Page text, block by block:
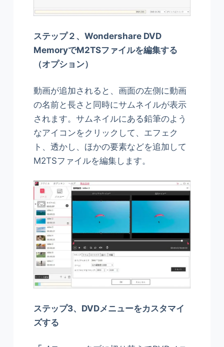
ステップ２、Wondershare DVD
MemoryでM2TSファイルを編集する
（オプション）
動画が追加されると、画面の左側に動画
の名前と長さと同時にサムネイルが表示
されます。サムネイルにある鉛筆のよう
なアイコンをクリックして、エフェク
ト、透かし、ほかの要素などを追加して
M2TSファイルを編集します。
ステップ3、DVDメニューをカスタマイ
ズする